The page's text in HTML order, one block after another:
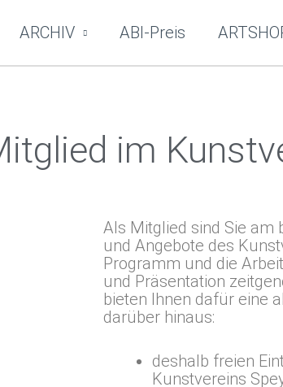
ARCHIV ABI-Preis
im
​Als Mitglied sind Sie am
und Angebote des
Programm und die
und Präsentation
bieten Ihnen dafür eine
darüber hinaus:
deshalb freien
Kunstvereins